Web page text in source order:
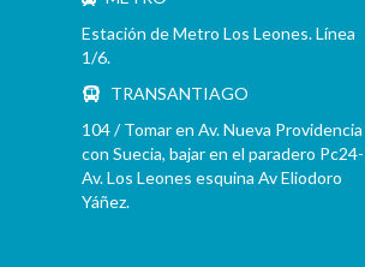
Estación de Metro Los Leones. Línea
1/6.
TRANSANTIAGO
104 / Tomar en Av. Nueva Providencia
con Suecia, bajar en el paradero Pc24-
Av. Los Leones esquina Av Eliodoro
Yáñez.